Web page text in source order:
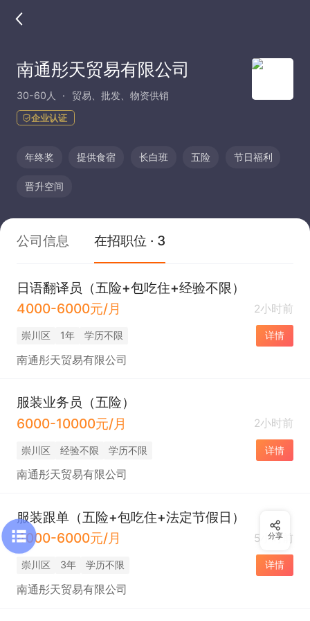
南通彤天贸易有限公司
30-60人 贸易、批发、物资供销
企业认证
年终奖 提供食宿 长白班 五险 节日福利
晋升空间
公司信息 在招职位 · 3
日语翻译员（五险+包吃住+经验不限）
4000-6000元/月
2小时前
崇川区 1年 学历不限 详情
南通彤天贸易有限公司
服装业务员（五险）
6000-10000元/月
2小时前
崇川区 经验不限 学历不限 详情
南通彤天贸易有限公司
服装跟单（五险+包吃住+法定节假日）
4000-6000元/月
5小时前
崇川区 3年 学历不限 详情
南通彤天贸易有限公司
分享